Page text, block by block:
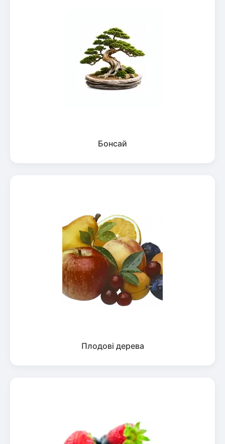
Бонсай
Плодові дерева